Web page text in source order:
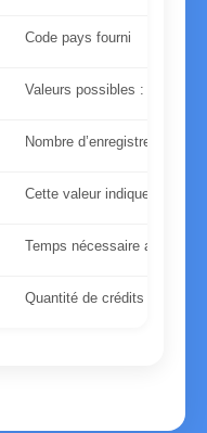
Code pays fourni
Valeurs possibles : homme,
Nombre d’enregistrements
Cette valeur indique la
Temps nécessaire au
Quantité de crédits utilisés